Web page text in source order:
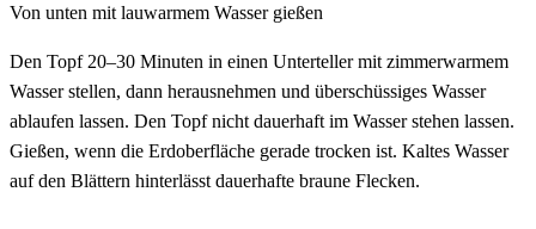
Von unten mit lauwarmem Wasser gießen
Den Topf 20–30 Minuten in einen Unterteller mit zimmerwarmem
Wasser stellen, dann herausnehmen und überschüssiges Wasser
ablaufen lassen. Den Topf nicht dauerhaft im Wasser stehen lassen.
Gießen, wenn die Erdoberfläche gerade trocken ist. Kaltes Wasser
auf den Blättern hinterlässt dauerhafte braune Flecken.